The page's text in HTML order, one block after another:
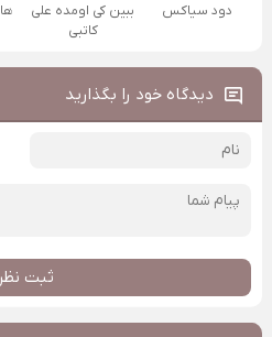
دود سیاکس
ببین کی اومده علی
کاتبی
دیدگاه خود را بگذارید
ثبت نظر